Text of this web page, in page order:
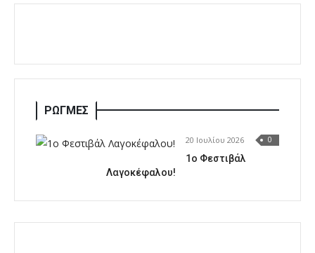
ΡΩΓΜΕΣ
20 Ιουλίου 2026 0
1o Φεστιβάλ
Λαγοκέφαλου!